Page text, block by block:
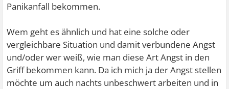
Panikanfall bekommen.
Wem geht es ähnlich und hat eine solche oder
vergleichbare Situation und damit verbundene Angst
und/oder wer weiß, wie man diese Art Angst in den
Griff bekommen kann. Da ich mich ja der Angst stellen
möchte um auch nachts unbeschwert arbeiten und in